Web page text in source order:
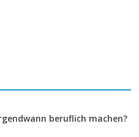
beruflich machen?